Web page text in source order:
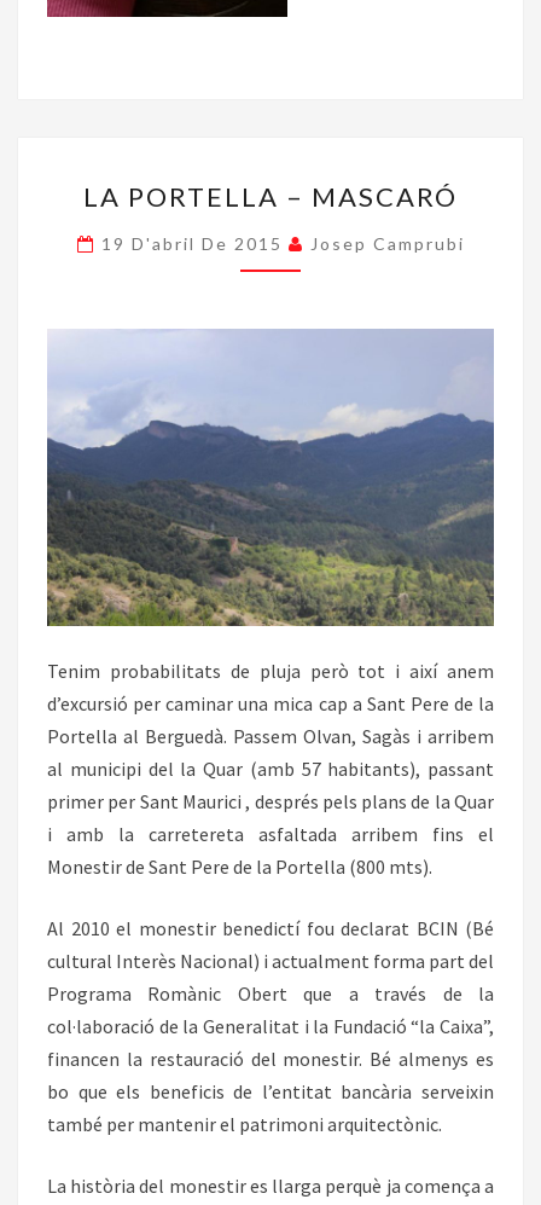
PORTELLA
–
MASCARÓ
LA PORTELLA – MASCARÓ
19 D'abril De 2015 Josep Camprubi
Tenim probabilitats de pluja però tot i així anem
d’excursió per caminar una mica cap a Sant Pere de la
Portella al Berguedà. Passem Olvan, Sagàs i arribem
al municipi del la Quar (amb 57 habitants), passant
primer per Sant Maurici , després pels plans de la Quar
i amb la carretereta asfaltada arribem fins el
Monestir de Sant Pere de la Portella (800 mts).
Al 2010 el monestir benedictí fou declarat BCIN (Bé
cultural Interès Nacional) i actualment forma part del
Programa Romànic Obert que a través de la
col·laboració de la Generalitat i la Fundació “la Caixa”,
financen la restauració del monestir. Bé almenys es
bo que els beneficis de l’entitat bancària serveixin
també per mantenir el patrimoni arquitectònic.
La història del monestir es llarga perquè ja comença a